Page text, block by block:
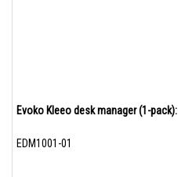
Evoko Kleeo desk manager (1-pack):
EDM1001-01